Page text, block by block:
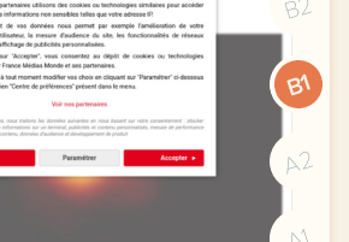
B2
B1
A2